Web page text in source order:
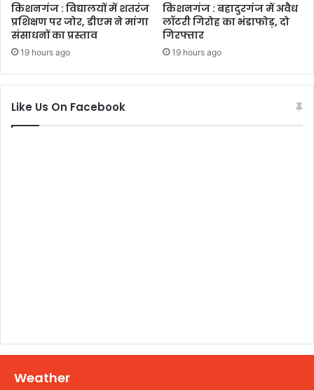
किशनगंज : विद्यालयों में शतरंज
प्रशिक्षण पर जोर, डीएम ने मांगा
संसाधनों का प्रस्ताव
19 hours ago
किशनगंज : बहादुरगंज में अवैध
लॉटरी गिरोह का भंडाफोड़, दो
गिरफ्तार
19 hours ago
Like Us On Facebook
Weather